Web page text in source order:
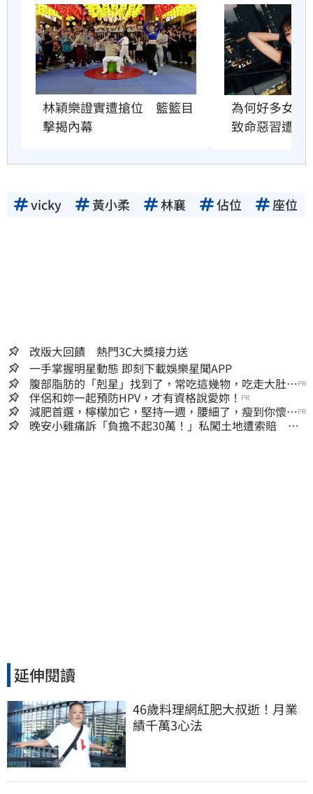
林穎樂證實遭搶位　籃籃目
擊揭內幕
為何好多女孩
致命惡習遭點
vicky 黃小柔 林襄 佔位 座位
改版大回饋 熱門3C大獎接力送
一手掌握明星動態 即刻下載娛樂星聞APP
腹部脂肪的「剋星」找到了，常吃這幾物，吃走大肚
囊，瘦出小蠻腰
PR
伴侶和妳一起預防HPV，才有資格說愛妳！ PR
減肥首選，檸檬加它，堅持一週，腰細了，瘦到你懷疑
人生
PR
晚安小雞痛訴「負擔不起30萬！」私闖土地遭索賠 崩
延伸閱讀
46歲料理網紅肥大叔逝！月業
績千萬3心法